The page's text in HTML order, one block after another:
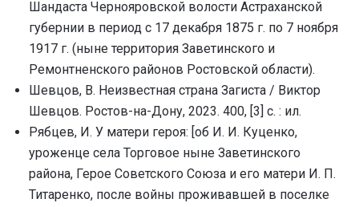
Шандаста Чернояровской волости Астраханской
губернии в период с 17 декабря 1875 г. по 7 ноября
1917 г. (ныне территория Заветинского и
Ремонтненского районов Ростовской области).
Шевцов, В. Неизвестная страна Загиста / Виктор
Шевцов. Ростов-на-Дону, 2023. 400, [3] с. : ил.
Рябцев, И. У матери героя: [об И. И. Куценко,
уроженце села Торговое ныне Заветинского
района, Герое Советского Союза и его матери И. П.
Титаренко, после войны проживавшей в поселке